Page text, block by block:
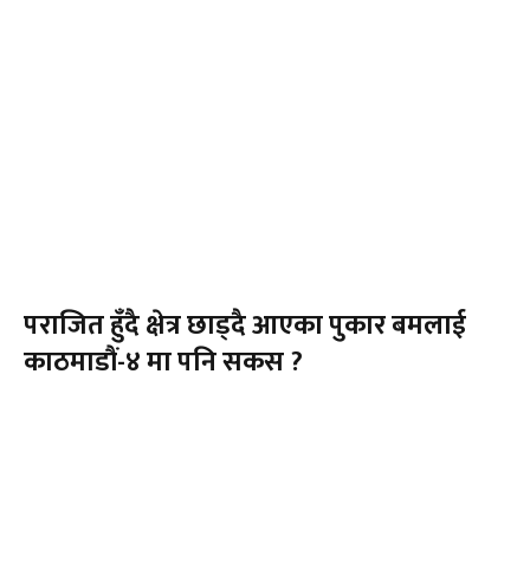
पराजित हुँदै क्षेत्र छाड्दै आएका पुकार बमलाई
काठमाडौं-४ मा पनि सकस ?